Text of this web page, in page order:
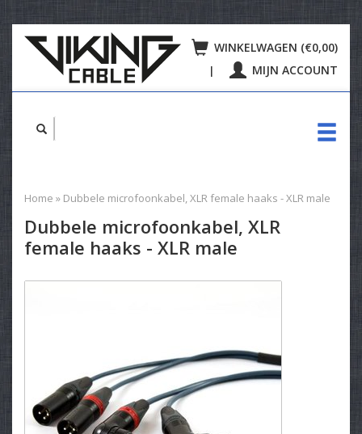
WINKELWAGEN (€0,00)
| MIJN ACCOUNT
Home » Dubbele microfoonkabel, XLR female haaks - XLR male
Dubbele microfoonkabel, XLR
female haaks - XLR male